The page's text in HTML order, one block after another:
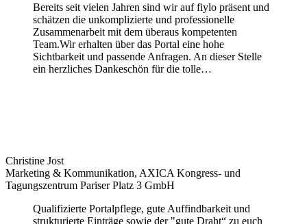
Bereits seit vielen Jahren sind wir auf fiylo präsent und
schätzen die unkomplizierte und professionelle
Zusammenarbeit mit dem überaus kompetenten
Team.Wir erhalten über das Portal eine hohe
Sichtbarkeit und passende Anfragen. An dieser Stelle
ein herzliches Dankeschön für die tolle…
Christine Jost
Marketing & Kommunikation, AXICA Kongress- und
Tagungszentrum Pariser Platz 3 GmbH
Qualifizierte Portalpflege, gute Auffindbarkeit und
strukturierte Einträge sowie der "gute Draht“ zu euch